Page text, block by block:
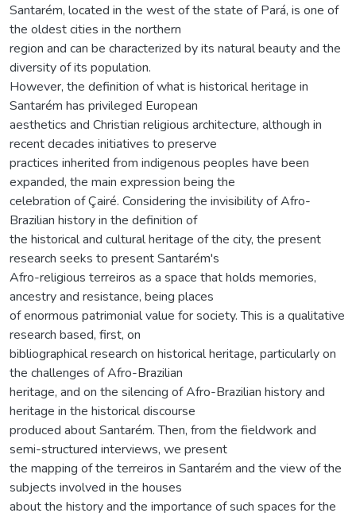
Santarém, located in the west of the state of Pará, is one of
the oldest cities in the northern
region and can be characterized by its natural beauty and the
diversity of its population.
However, the definition of what is historical heritage in
Santarém has privileged European
aesthetics and Christian religious architecture, although in
recent decades initiatives to preserve
practices inherited from indigenous peoples have been
expanded, the main expression being the
celebration of Çairé. Considering the invisibility of Afro-
Brazilian history in the definition of
the historical and cultural heritage of the city, the present
research seeks to present Santarém's
Afro-religious terreiros as a space that holds memories,
ancestry and resistance, being places
of enormous patrimonial value for society. This is a qualitative
research based, first, on
bibliographical research on historical heritage, particularly on
the challenges of Afro-Brazilian
heritage, and on the silencing of Afro-Brazilian history and
heritage in the historical discourse
produced about Santarém. Then, from the fieldwork and
semi-structured interviews, we present
the mapping of the terreiros in Santarém and the view of the
subjects involved in the houses
about the history and the importance of such spaces for the